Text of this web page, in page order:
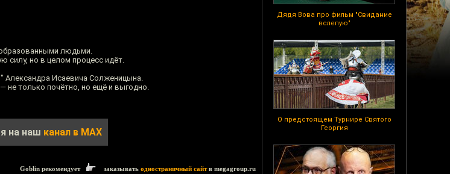
Дядя Вова про фильм "Свидание
вслепую"
О предстоящем Турнире Святого
Георгия
людьми.
силу, но в целом процесс идёт.
Александра Исаевича Солженицына.
не только почётно, но ещё и выгодно.
на наш канал в MAX
Goblin рекомендует заказывать одностраничный сайтв megagroup.ru